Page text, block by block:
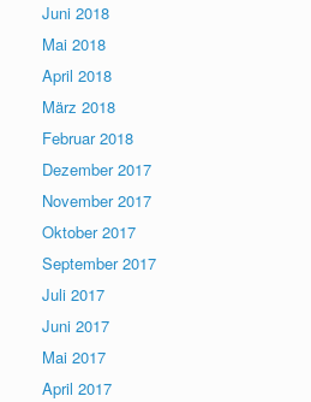
Juni 2018
Mai 2018
April 2018
März 2018
Februar 2018
Dezember 2017
November 2017
Oktober 2017
September 2017
Juli 2017
Juni 2017
Mai 2017
April 2017